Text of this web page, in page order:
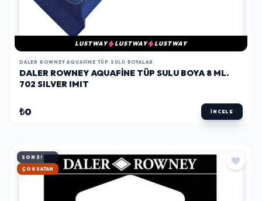
LUSTWAY LUSTWAY LUSTWAY
DALER ROWNEY AQUAFINE TÜP SULU BOYALAR
DALER ROWNEY AQUAFINE TÜP SULU BOYA 8 ML.
702 SILVER IMIT
₺0 İNCELE
SON 3!
HIZLI KARGO